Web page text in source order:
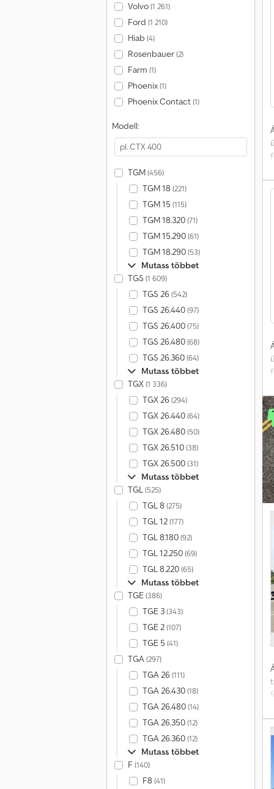
Volvo(1 261)
Ford (1 210)
Hiab (4)
Rosenbauer(2)
Farm (1)
Phoenix(1)
Phoenix Contact(1)
Modell:
TGM(456)
TGM 18 (221)
TGM 15 (115)
TGM 18.320(71)
TGM 15.290(61)
TGM 18.290(53)
Mutass többet
TGS (1 609)
TGS 26(542)
TGS 26.440(97)
TGS 26.400(75)
TGS 26.480(68)
TGS 26.360(64)
Mutass többet
TGX(1 336)
TGX 26(294)
TGX 26.440(64)
TGX 26.480(50)
TGX 26.510(38)
TGX 26.500(31)
Mutass többet
TGL(525)
TGL 8 (275)
TGL 12(177)
TGL 8.180(92)
TGL 12.250(69)
TGL 8.220(65)
Mutass többet
TGE(386)
TGE 3(343)
TGE 2(107)
TGE 5 (41)
TGA(297)
TGA 26(111)
TGA 26.430(18)
TGA 26.480(14)
TGA 26.350(12)
TGA 26.360(12)
Mutass többet
F (140)
F8 (41)